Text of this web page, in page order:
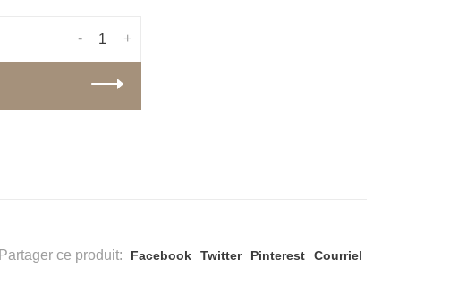
+
-
Partager ce produit: Facebook Twitter Pinterest Courriel